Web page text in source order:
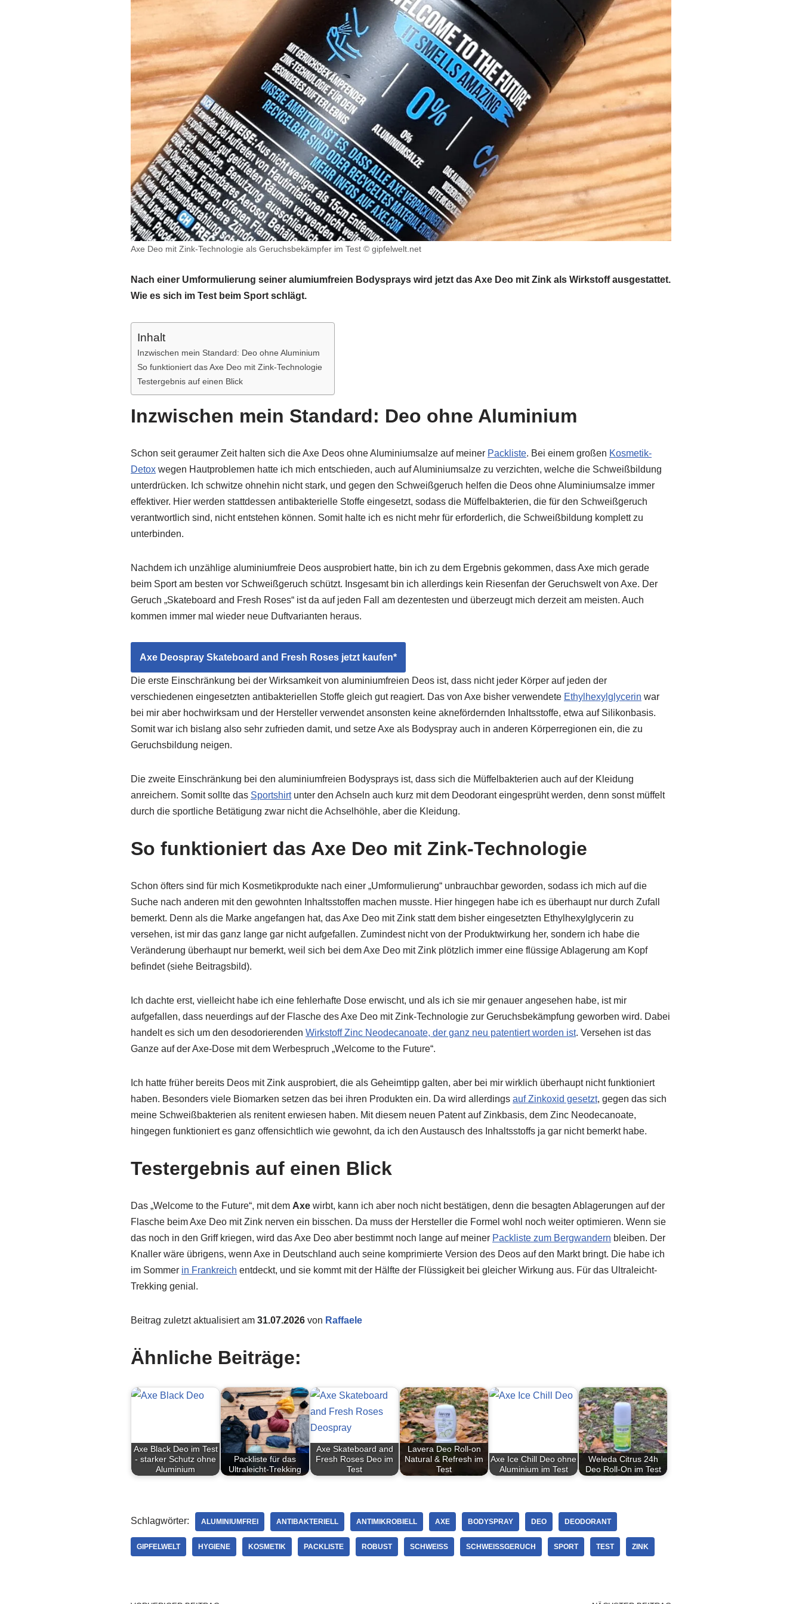
Axe Deo mit Zink-Technologie als Geruchsbekämpfer im Test © gipfelwelt.net
Nach einer Umformulierung seiner alumiumfreien Bodysprays wird jetzt das Axe Deo mit Zink als Wirkstoff ausgestattet.
Wie es sich im Test beim Sport schlägt.
Inhalt
Inzwischen mein Standard: Deo ohne Aluminium
So funktioniert das Axe Deo mit Zink-Technologie
Testergebnis auf einen Blick
Inzwischen mein Standard: Deo ohne Aluminium
Schon seit geraumer Zeit halten sich die Axe Deos ohne Aluminiumsalze auf meiner Packliste. Bei einem großen Kosmetik-
Detox wegen Hautproblemen hatte ich mich entschieden, auch auf Aluminiumsalze zu verzichten, welche die Schweißbildung
unterdrücken. Ich schwitze ohnehin nicht stark, und gegen den Schweißgeruch helfen die Deos ohne Aluminiumsalze immer
effektiver. Hier werden stattdessen antibakterielle Stoffe eingesetzt, sodass die Müffelbakterien, die für den Schweißgeruch
verantwortlich sind, nicht entstehen können. Somit halte ich es nicht mehr für erforderlich, die Schweißbildung komplett zu
unterbinden.
Nachdem ich unzählige aluminiumfreie Deos ausprobiert hatte, bin ich zu dem Ergebnis gekommen, dass Axe mich gerade
beim Sport am besten vor Schweißgeruch schützt. Insgesamt bin ich allerdings kein Riesenfan der Geruchswelt von Axe. Der
Geruch „Skateboard and Fresh Roses“ ist da auf jeden Fall am dezentesten und überzeugt mich derzeit am meisten. Auch
kommen immer mal wieder neue Duftvarianten heraus.
Axe Deospray Skateboard and Fresh Roses jetzt kaufen*
Die erste Einschränkung bei der Wirksamkeit von aluminiumfreien Deos ist, dass nicht jeder Körper auf jeden der
verschiedenen eingesetzten antibakteriellen Stoffe gleich gut reagiert. Das von Axe bisher verwendete Ethylhexylglycerin war
bei mir aber hochwirksam und der Hersteller verwendet ansonsten keine aknefördernden Inhaltsstoffe, etwa auf Silikonbasis.
Somit war ich bislang also sehr zufrieden damit, und setze Axe als Bodyspray auch in anderen Körperregionen ein, die zu
Geruchsbildung neigen.
Die zweite Einschränkung bei den aluminiumfreien Bodysprays ist, dass sich die Müffelbakterien auch auf der Kleidung
anreichern. Somit sollte das Sportshirtunter den Achseln auch kurz mit dem Deodorant eingesprüht werden, denn sonst müffelt
durch die sportliche Betätigung zwar nicht die Achselhöhle, aber die Kleidung.
So funktioniert das Axe Deo mit Zink-Technologie
Schon öfters sind für mich Kosmetikprodukte nach einer „Umformulierung“ unbrauchbar geworden, sodass ich mich auf die
Suche nach anderen mit den gewohnten Inhaltsstoffen machen musste. Hier hingegen habe ich es überhaupt nur durch Zufall
bemerkt. Denn als die Marke angefangen hat, das Axe Deo mit Zink statt dem bisher eingesetzten Ethylhexylglycerin zu
versehen, ist mir das ganz lange gar nicht aufgefallen. Zumindest nicht von der Produktwirkung her, sondern ich habe die
Veränderung überhaupt nur bemerkt, weil sich bei dem Axe Deo mit Zink plötzlich immer eine flüssige Ablagerung am Kopf
befindet (siehe Beitragsbild).
Ich dachte erst, vielleicht habe ich eine fehlerhafte Dose erwischt, und als ich sie mir genauer angesehen habe, ist mir
aufgefallen, dass neuerdings auf der Flasche des Axe Deo mit Zink-Technologie zur Geruchsbekämpfung geworben wird. Dabei
handelt es sich um den desodorierenden Wirkstoff Zinc Neodecanoate, der ganz neu patentiert worden ist. Versehen ist das
Ganze auf der Axe-Dose mit dem Werbespruch „Welcome to the Future“.
Ich hatte früher bereits Deos mit Zink ausprobiert, die als Geheimtipp galten, aber bei mir wirklich überhaupt nicht funktioniert
haben. Besonders viele Biomarken setzen das bei ihren Produkten ein. Da wird allerdings auf Zinkoxid gesetzt, gegen das sich
meine Schweißbakterien als renitent erwiesen haben. Mit diesem neuen Patent auf Zinkbasis, dem Zinc Neodecanoate,
hingegen funktioniert es ganz offensichtlich wie gewohnt, da ich den Austausch des Inhaltsstoffs ja gar nicht bemerkt habe.
Testergebnis auf einen Blick
Das „Welcome to the Future“, mit dem Axe wirbt, kann ich aber noch nicht bestätigen, denn die besagten Ablagerungen auf der
Flasche beim Axe Deo mit Zink nerven ein bisschen. Da muss der Hersteller die Formel wohl noch weiter optimieren. Wenn sie
das noch in den Griff kriegen, wird das Axe Deo aber bestimmt noch lange auf meiner Packliste zum Bergwandern bleiben. Der
Knaller wäre übrigens, wenn Axe in Deutschland auch seine komprimierte Version des Deos auf den Markt bringt. Die habe ich
im Sommer in Frankreich entdeckt, und sie kommt mit der Hälfte der Flüssigkeit bei gleicher Wirkung aus. Für das Ultraleicht-
Trekking genial.
Beitrag zuletzt aktualisiert am 31.07.2026 von Raffaele
Ähnliche Beiträge:
Axe Black Deo im Test
- starker Schutz ohne
Aluminium
Packliste für das
Ultraleicht-Trekking
Axe Skateboard and
Fresh Roses Deo im
Test
Lavera Deo Roll-on
Natural & Refresh im
Test
Axe Ice Chill Deo ohne
Aluminium im Test
Weleda Citrus 24h
Deo Roll-On im Test
Schlagwörter: ALUMINIUMFREI ANTIBAKTERIELL ANTIMIKROBIELL AXE BODYSPRAY DEO DEODORANT
GIPFELWELT HYGIENE KOSMETIK PACKLISTE ROBUST SCHWEISS SCHWEISSGERUCH SPORT TEST ZINK